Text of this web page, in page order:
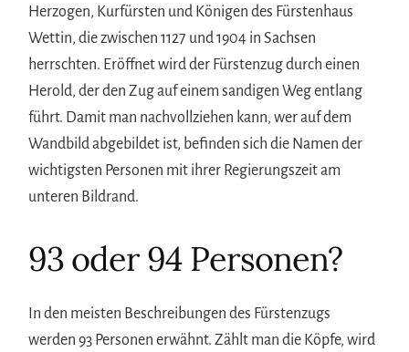
Herzogen, Kurfürsten und Königen des Fürstenhaus
Wettin, die zwischen 1127 und 1904 in Sachsen
herrschten. Eröffnet wird der Fürstenzug durch einen
Herold, der den Zug auf einem sandigen Weg entlang
führt. Damit man nachvollziehen kann, wer auf dem
Wandbild abgebildet ist, befinden sich die Namen der
wichtigsten Personen mit ihrer Regierungszeit am
unteren Bildrand.
93 oder 94 Personen?
In den meisten Beschreibungen des Fürstenzugs
werden 93 Personen erwähnt. Zählt man die Köpfe, wird